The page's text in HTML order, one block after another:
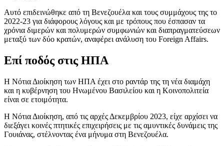
Αυτό επιδεινώθηκε από τη Βενεζουέλα και τους συμμάχους της το
2022-23 για διάφορους λόγους και με τρόπους που έσπασαν τα
χρόνια διμερών και πολυμερών συμφωνιών και διαπραγματεύσεων
μεταξύ των δύο κρατών, αναφέρει ανάλυση του Foreign Affairs.
Επί ποδός στις ΗΠΑ
Η Νότια Διοίκηση των ΗΠΑ έχει στο ραντάρ της τη νέα διαμάχη
και η κυβέρνηση του Ηνωμένου Βασιλείου και η Κοινοπολιτεία
είναι σε ετοιμότητα.
Η Νότια Διοίκηση, από τις αρχές Δεκεμβρίου 2023, είχε αρχίσει να
διεξάγει κοινές πτητικές επιχειρήσεις με τις αμυντικές δυνάμεις της
Γουιάνας, στέλνοντας ένα μήνυμα στη Βενεζουέλα.